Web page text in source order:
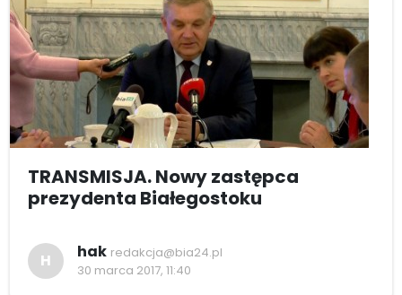
TRANSMISJA. Nowy zastępca
prezydenta Białegostoku
H hak redakcja@bia24.pl
30 marca 2017, 11:40